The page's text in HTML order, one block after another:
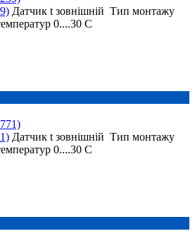
Датчик t зовнішній Тип монтажу
0....30 С
Датчик t зовнішній Тип монтажу
0....30 С